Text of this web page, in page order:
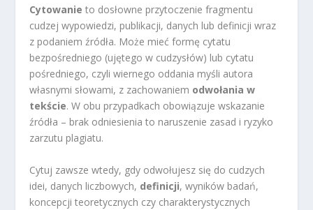
Cytowanie to dosłowne przytoczenie fragmentu
cudzej wypowiedzi, publikacji, danych lub definicji wraz
z podaniem źródła. Może mieć formę cytatu
bezpośredniego (ujętego w cudzysłów) lub cytatu
pośredniego, czyli wiernego oddania myśli autora
własnymi słowami, z zachowaniem odwołania w
tekście. W obu przypadkach obowiązuje wskazanie
źródła – brak odniesienia to naruszenie zasad i ryzyko
zarzutu plagiatu.
Cytuj zawsze wtedy, gdy odwołujesz się do cudzych
idei, danych liczbowych, definicji, wyników badań,
koncepcji teoretycznych czy charakterystycznych